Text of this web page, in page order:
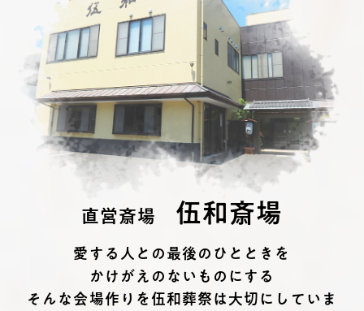
直営斎場 伍和斎場
愛する⼈との最後のひとときを
かけがえのないものにする
そんな会場作りを伍和葬祭は⼤切にしていま